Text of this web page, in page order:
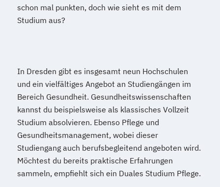
schon mal punkten, doch wie sieht es mit dem
Studium aus?
In Dresden gibt es insgesamt neun Hochschulen
und ein vielfältiges Angebot an Studiengängen im
Bereich Gesundheit. Gesundheitswissenschaften
kannst du beispielsweise als klassisches Vollzeit
Studium absolvieren. Ebenso Pflege und
Gesundheitsmanagement, wobei dieser
Studiengang auch berufsbegleitend angeboten wird.
Möchtest du bereits praktische Erfahrungen
sammeln, empfiehlt sich ein Duales Studium Pflege.